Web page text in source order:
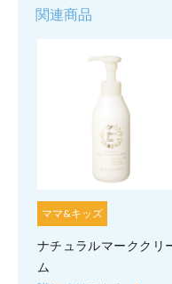
関連商品
ママ&キッズ
ナチュラルマーククリ
ム